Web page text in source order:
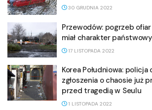
30 GRUDNIA 2022
Przewodów: pogrzeb
miał charakter państwowy
17 LISTOPADA 2022
Korea Południowa: policja
zgłoszenia o chaosie już
przed tragedią w Seulu
1 LISTOPADA 2022